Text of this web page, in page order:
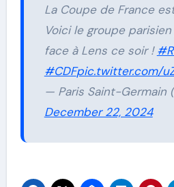
La Coupe de France
Voici le groupe
face à Lens ce soir !
#CDFpic.twitter.com/
— Paris Saint-Germain
December 22, 2024